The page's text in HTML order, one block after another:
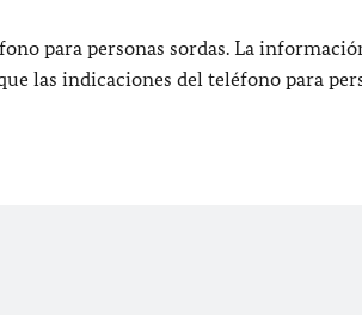
para personas sordas. La
las indicaciones del teléfono para